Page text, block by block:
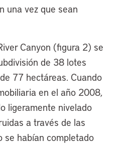
una vez que sean
Canyon (figura 2) se
de 38 lotes
77 hectáreas. Cuando
en el año 2008,
ligeramente nivelado
a través de las
se habían completado